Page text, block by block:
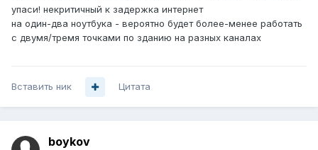
упаси! некритичный к задержка интернет
на один-два ноутбука - вероятно будет более-менее работать
с двумя/тремя точками по зданию на разных каналах
Вставить ник Цитата
boykov